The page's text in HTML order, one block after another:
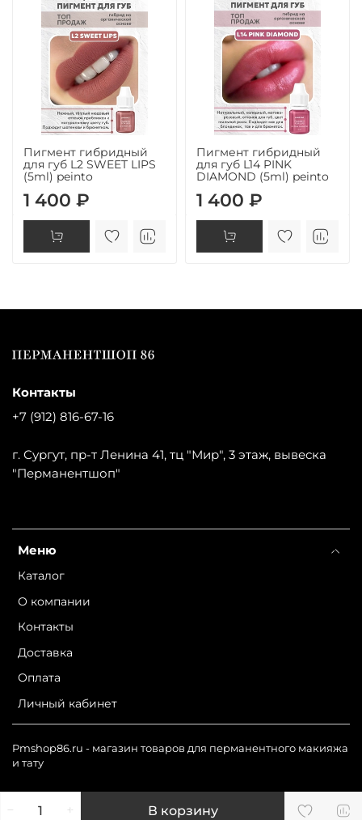
В корзину
Пигмент гибридный
для губ L2 SWEET LIPS
(5ml) peinto
1 400 ₽
Пигмент гибридный
для губ L14 PINK
DIAMOND (5ml) peinto
1 400 ₽
Меню
Каталог
О компании
Контакты
Доставка
Оплата
Личный кабинет
Контакты
+7 (912) 816-67-16
г. Сургут, пр-т Ленина 41, тц "Мир", 3 этаж, вывеска
"Перманентшоп"
Pmshop86.ru - магазин товаров для перманентного макияжа
и тату